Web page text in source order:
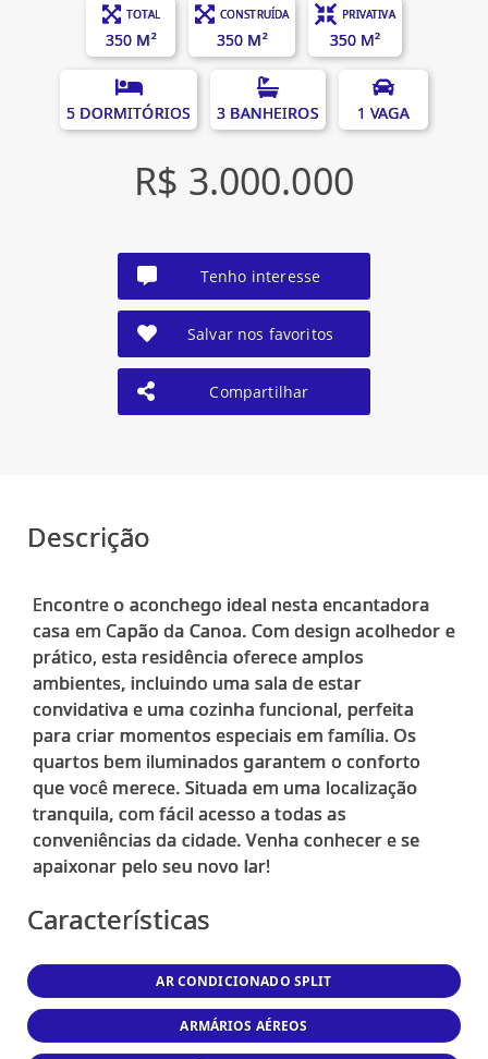
TOTAL
350 M²
CONSTRUÍDA
350 M²
PRIVATIVA
350 M²
5 DORMITÓRIOS 3 BANHEIROS 1 VAGA
R$ 3.000.000
Tenho interesse
Salvar nos favoritos
Compartilhar
Descrição
Encontre o aconchego ideal nesta encantadora
casa em Capão da Canoa. Com design acolhedor e
prático, esta residência oferece amplos
ambientes, incluindo uma sala de estar
convidativa e uma cozinha funcional, perfeita
para criar momentos especiais em família. Os
quartos bem iluminados garantem o conforto
que você merece. Situada em uma localização
tranquila, com fácil acesso a todas as
conveniências da cidade. Venha conhecer e se
Características
AR CONDICIONADO SPLIT
ARMÁRIOS AÉREOS